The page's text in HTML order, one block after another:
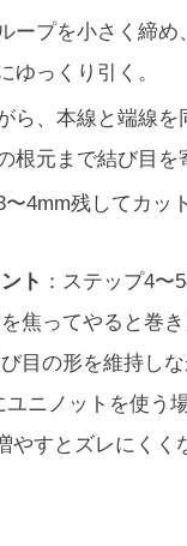
ープを小さく締め
ゆっくり引く。
ら、本線と端線を
根元まで結び目を
4mm残してカッ
ト ：ステップ4〜
焦ってやると巻
目の形を維持し
ユニノットを使う
やすとズレにくく